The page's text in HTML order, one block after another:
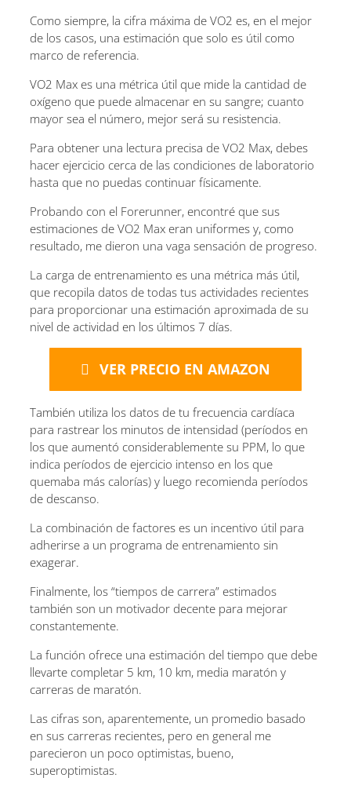
Como siempre, la cifra máxima de VO2 es, en el mejor
de los casos, una estimación que solo es útil como
marco de referencia.
VO2 Max es una métrica útil que mide la cantidad de
oxígeno que puede almacenar en su sangre; cuanto
mayor sea el número, mejor será su resistencia.
Para obtener una lectura precisa de VO2 Max, debes
hacer ejercicio cerca de las condiciones de laboratorio
hasta que no puedas continuar físicamente.
Probando con el Forerunner, encontré que sus
estimaciones de VO2 Max eran uniformes y, como
resultado, me dieron una vaga sensación de progreso.
La carga de entrenamiento es una métrica más útil,
que recopila datos de todas tus actividades recientes
para proporcionar una estimación aproximada de su
nivel de actividad en los últimos 7 días.
VER PRECIO EN AMAZON
También utiliza los datos de tu frecuencia cardíaca
para rastrear los minutos de intensidad (períodos en
los que aumentó considerablemente su PPM, lo que
indica períodos de ejercicio intenso en los que
quemaba más calorías) y luego recomienda períodos
de descanso.
La combinación de factores es un incentivo útil para
adherirse a un programa de entrenamiento sin
exagerar.
Finalmente, los “tiempos de carrera” estimados
también son un motivador decente para mejorar
constantemente.
La función ofrece una estimación del tiempo que debe
llevarte completar 5 km, 10 km, media maratón y
carreras de maratón.
Las cifras son, aparentemente, un promedio basado
en sus carreras recientes, pero en general me
parecieron un poco optimistas, bueno,
superoptimistas.